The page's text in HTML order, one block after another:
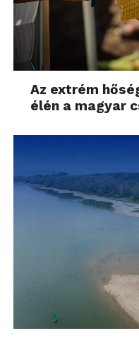
Az extrém
élén a magyar